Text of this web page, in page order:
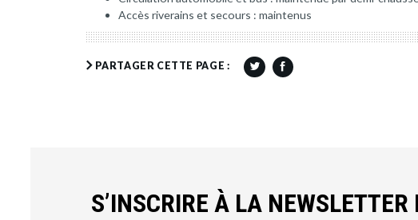
Accès riverains et secours : maintenus
PARTAGER CETTE PAGE :
S’INSCRIRE À LA